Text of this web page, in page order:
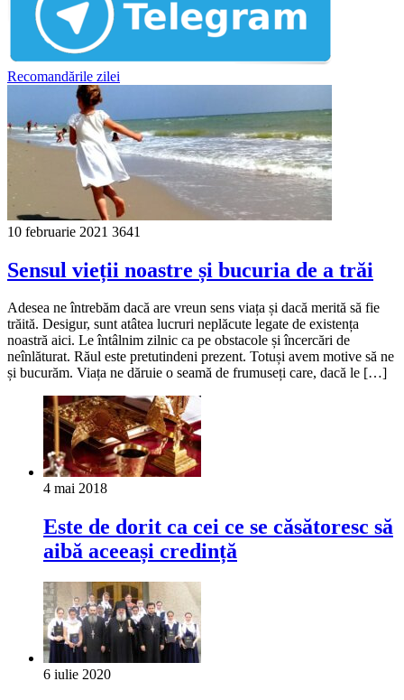
Recomandările zilei
10 februarie 2021 3641
Sensul vieții noastre și bucuria de a trăi
Adesea ne întrebăm dacă are vreun sens viața și dacă merită să fie
trăită. Desigur, sunt atâtea lucruri neplăcute legate de existența
noastră aici. Le întâlnim zilnic ca pe obstacole și încercări de
neînlăturat. Răul este pretutindeni prezent. Totuși avem motive să ne
și bucurăm. Viața ne dăruie o seamă de frumuseți care, dacă le […]
4 mai 2018
Este de dorit ca cei ce se căsătoresc să
aibă aceeași credință
6 iulie 2020